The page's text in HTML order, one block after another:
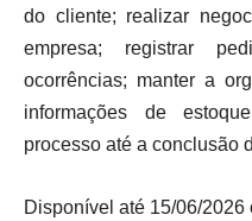
do cliente; realizar
empresa; registrar
ocorrências; manter a
informações de
processo até a conclusão
Disponível até 15/06/